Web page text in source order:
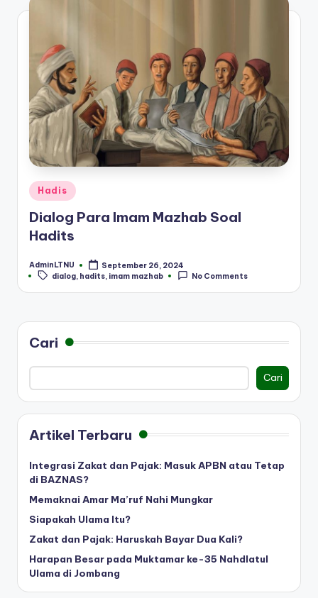
Posted
in
Hadis
Dialog Para Imam Mazhab Soal
Hadits
Posted
by
AdminLTNU September 26, 2024
Tags:
dialog, hadits, imam mazhab No Comments
Cari
Cari
Artikel Terbaru
Integrasi Zakat dan Pajak: Masuk APBN atau Tetap
di BAZNAS?
Memaknai Amar Ma’ruf Nahi Mungkar
Siapakah Ulama Itu?
Zakat dan Pajak: Haruskah Bayar Dua Kali?
Harapan Besar pada Muktamar ke-35 Nahdlatul
Ulama di Jombang